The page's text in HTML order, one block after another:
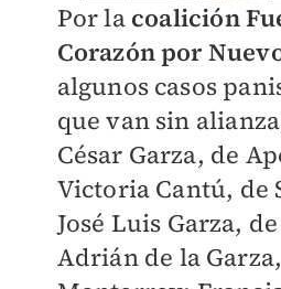
Por la coalición
Corazón por
algunos casos
que van sin
César Garza, de
Victoria Cantú, de
José Luis Garza,
Adrián de la